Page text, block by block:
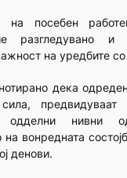
на посебен
разгледувано и
на уредбите
дека
одделни нивни
вонредната
денови.